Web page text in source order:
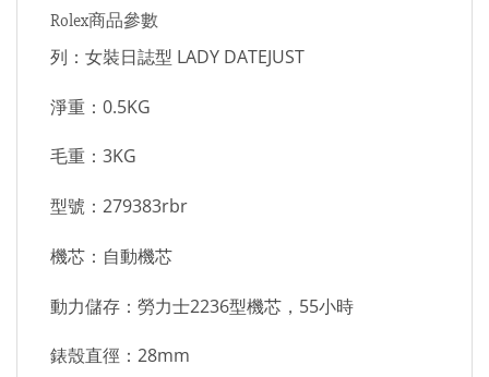
Rolex商品參數
列：女裝日誌型 LADY DATEJUST
淨重：0.5KG
毛重：3KG
型號：279383rbr
機芯：自動機芯
動力儲存：勞力士2236型機芯，55小時
錶殼直徑：28mm